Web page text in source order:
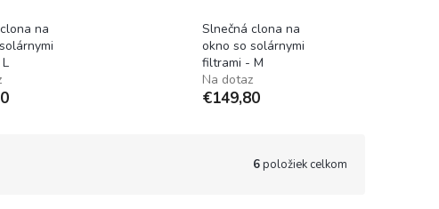
na
Slnečná clona na
okno so solárnymi
filtrami - M
Na dotaz
€149,80
6položiek celkom